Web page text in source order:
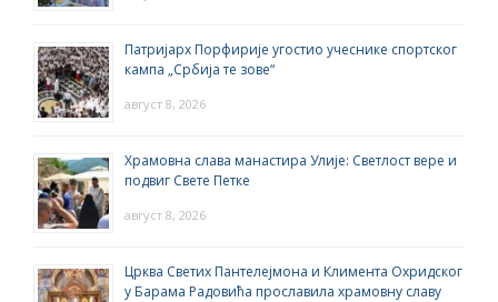
Патријарх Порфирије угостио учеснике спортског
кампа „Србија те зове“
август 8, 2026
Храмовна слава манастира Улије: Светлост вере и
подвиг Свете Петке
август 8, 2026
Црква Светих Пантелејмона и Климента Охридског
у Барама Радовића прославила храмовну славу